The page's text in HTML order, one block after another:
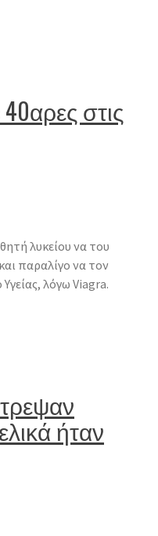
στις
λυκείου να του
παραλίγο να τον
λόγω Viagra.
ήταν